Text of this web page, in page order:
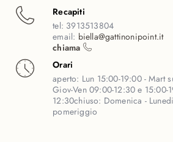
Recapiti
tel: 3913513804
email: biella@gattinonipoint.it
chiama
Orari
aperto: Lun 15:00-19:00 - Mart
Giov-Ven 09:00-12:30 e 15:00-
12:30chiuso: Domenica -
pomeriggio